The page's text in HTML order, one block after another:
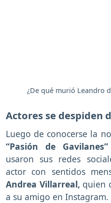
¿De qué murió Leandro
Actores se despiden
Luego de conocerse la
“Pasión de Gavilanes”
usaron sus redes
actor con sentidos
Andrea Villarreal, quien
a su amigo en Instagram.